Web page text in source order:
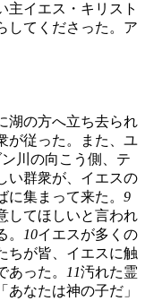
主イエス・キリスト
してくださった。ア
湖の方へ立ち去られ
が従った。また、ユ
川の向こう側、テ
い群衆が、イエスの
集まって来た。 9
してほしいと言われ
10イエスが多くの
ちが皆、イエスに触
った。 11汚れた霊
なたは神の子だ」